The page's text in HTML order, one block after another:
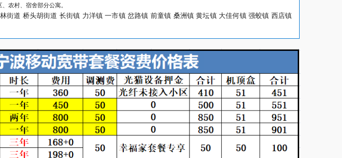
农村、宿舍部分公寓。
街道 桥头胡街道 长街镇 力洋镇 一市镇 岔路镇 前童镇 桑洲镇 黄坛镇 大佳何镇 强蛟镇 西店镇